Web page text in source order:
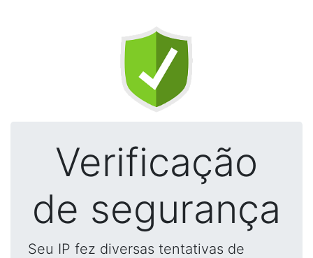
Verificação
de segurança
Seu IP fez diversas tentativas de